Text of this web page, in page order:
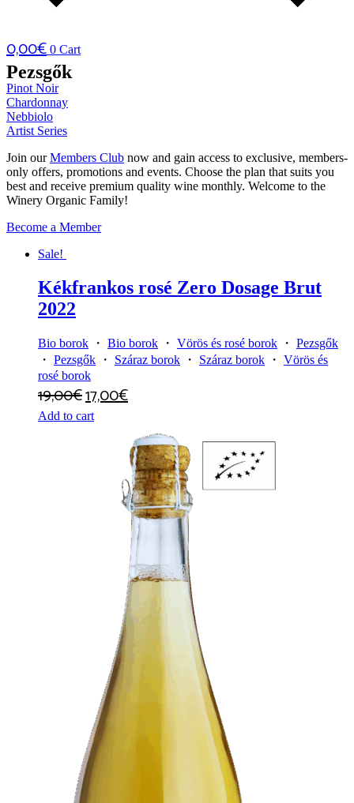
0,00€ 0 Cart
Pezsgők
Pinot Noir
Chardonnay
Nebbiolo
Artist Series
Join ourMembers Club now and gain access to exclusive, members-
only offers, promotions and events. Choose the plan that suits you
best and receive premium quality wine monthly. Welcome to the
Winery Organic Family!
Become a Member
Sale!
Kékfrankos rosé Zero Dosage Brut
2022
Bio borok ・ Bio borok ・ Vörös és rosé borok ・ Pezsgők
・ Pezsgők ・ Száraz borok ・ Száraz borok ・ Vörös és
rosé borok
19,00€17,00€
Add to cart